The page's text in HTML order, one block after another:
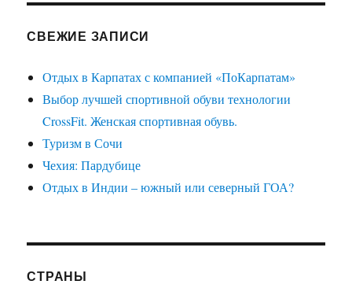
СВЕЖИЕ ЗАПИСИ
Отдых в Карпатах с компанией «ПоКарпатам»
Выбор лучшей спортивной обуви технологии
CrossFit. Женская спортивная обувь.
Туризм в Сочи
Чехия: Пардубице
Отдых в Индии – южный или северный ГОА?
СТРАНЫ